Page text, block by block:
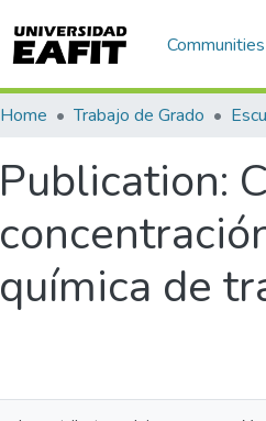
Home Trabajo de Grado
Publication:
química de